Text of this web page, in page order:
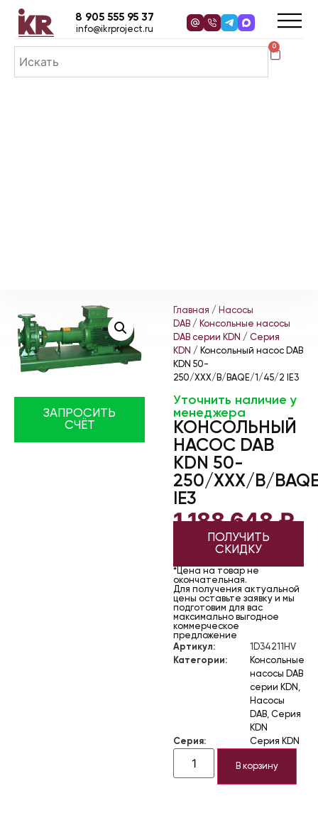
0
8 905 555 95 37
info@ikrproject.ru
ЗАПРОСИТЬ
СЧЁТ
Главная / Насосы
DAB / Консольные насосы
DAB серии KDN / Серия
KDN / Консольный насос DAB
KDN 50-
250/XXX/B/BAQE/1/45/2 IE3
Уточнить наличие у
менеджера
КОНСОЛЬНЫЙ
НАСОС DAB
KDN 50-
250/XXX/B/
IE3
1 188 648₽
ПОЛУЧИТЬ
СКИДКУ
*Цена на товар не
окончательная.
Для получения актуальной
цены оставьте заявку и мы
подготовим для вас
максимально выгодное
коммерческое
предложение
Артикул:
1D34211HV
Категории:
Консольные
насосы DAB
серии KDN ,
Насосы
DAB, Серия
KDN
Серия:
Серия KDN
В корзину